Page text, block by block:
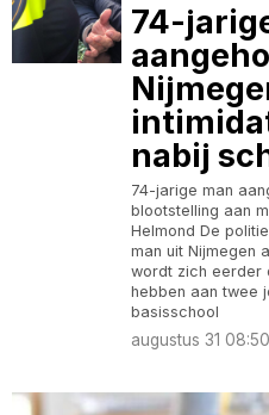
74-
nabij
74-jarige man
blootstelling aan
Helmond De
man uit Nijmegen
wordt zich eerder
hebben aan twee
basisschool
augustus 31 08:50